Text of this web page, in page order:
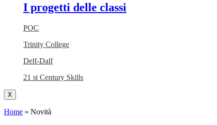
I progetti delle classi
POC
Trinity College
Delf-Dalf
21 st Century Skills
X
Home » Novità